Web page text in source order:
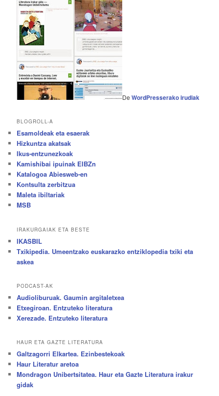
DeWordPresserako irudiak
BLOGROLL-A
Esamoldeak eta esaerak
Hizkuntza akatsak
Ikus-entzunezkoak
Kamishibai ipuinak EIBZn
Katalogoa Abiesweb-en
Kontsulta zerbitzua
Maleta ibiltariak
MSB
IRAKURGAIAK ETA BESTE
IKASBIL
Txikipedia. Umeentzako euskarazko entziklopedia txiki eta
askea
PODCAST-AK
Audioliburuak. Gaumin argitaletxea
Etxegiroan. Entzuteko literatura
Xerezade. Entzuteko literatura
HAUR ETA GAZTE LITERATURA
Galtzagorri Elkartea. Ezinbestekoak
Haur Literatur aretoa
Mondragon Unibertsitatea. Haur eta Gazte Literatura irakur
gidak